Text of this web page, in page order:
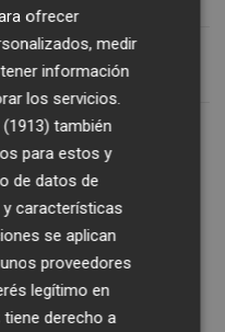
ofrecer
medir
información
los servicios.
también
para estos y
de datos de
características
se aplican
proveedores
legítimo en
derecho a